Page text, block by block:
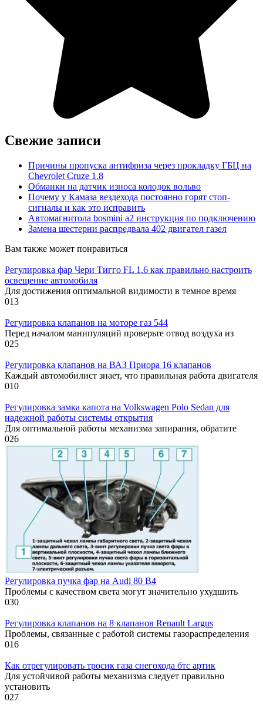
Свежие записи
Причины пропуска антифриза через прокладку ГБЦ на
Chevrolet Cruze 1.8
Обманки на датчик износа колодок вольво
Почему у Камаза вездехода постоянно горят стоп-
сигналы и как это исправить
Автомагнитола bosmini а2 инструкция по подключению
Замена шестерни распредвала 402 двигател газел
Вам также может понравиться
Регулировка фар Чери Тигго FL 1.6 как правильно настроить
освещение автомобиля
Для достижения оптимальной видимости в темное время
013
Регулировка клапанов на моторе газ 544
Перед началом манипуляций проверьте отвод воздуха из
025
Регулировка клапанов на ВАЗ Приора 16 клапанов
Каждый автомобилист знает, что правильная работа двигателя
010
Регулировка замка капота на Volkswagen Polo Sedan для
надежной работы системы открытия
Для оптимальной работы механизма запирания, обратите
026
Регулировка пучка фар на Audi 80 B4
Проблемы с качеством света могут значительно ухудшить
030
Регулировка клапанов на 8 клапанов Renault Largus
Проблемы, связанные с работой системы газораспределения
016
Как отрегулировать тросик газа снегохода бтс артик
Для устойчивой работы механизма следует правильно
установить
027